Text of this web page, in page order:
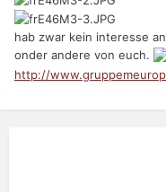
hab zwar kein interesse
onder andere von euch.
http://